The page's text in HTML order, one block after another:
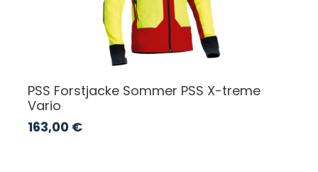
PSS Forstjacke Sommer PSS X-treme
Vario
163,00 €